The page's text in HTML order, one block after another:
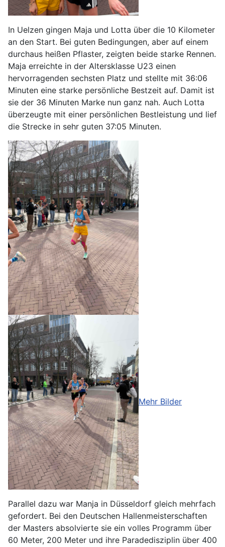
In Uelzen gingen Maja und Lotta über die 10 Kilometer
an den Start. Bei guten Bedingungen, aber auf einem
durchaus heißen Pflaster, zeigten beide starke Rennen.
Maja erreichte in der Altersklasse U23 einen
hervorragenden sechsten Platz und stellte mit 36:06
Minuten eine starke persönliche Bestzeit auf. Damit ist
sie der 36 Minuten Marke nun ganz nah. Auch Lotta
überzeugte mit einer persönlichen Bestleistung und lief
die Strecke in sehr guten 37:05 Minuten.
Mehr Bilder
Parallel dazu war Manja in Düsseldorf gleich mehrfach
gefordert. Bei den Deutschen Hallenmeisterschaften
der Masters absolvierte sie ein volles Programm über
60 Meter, 200 Meter und ihre Paradedisziplin über 400